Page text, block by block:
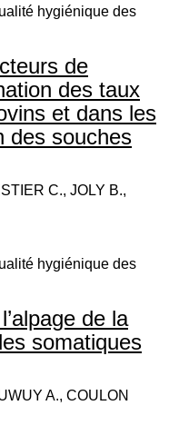
hygiénique des
de
des taux
et dans les
des souches
C., JOLY B.,
hygiénique des
de la
somatiques
A., COULON